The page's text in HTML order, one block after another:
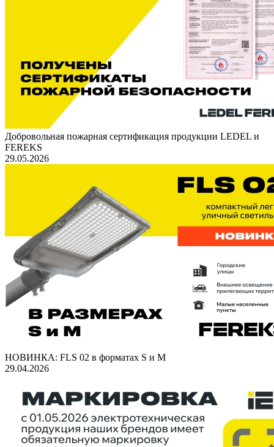
Добровольная пожарная сертификация продукции LEDEL и
FEREKS
29.05.2026
НОВИНКА: FLS 02 в форматах S и M
29.04.2026